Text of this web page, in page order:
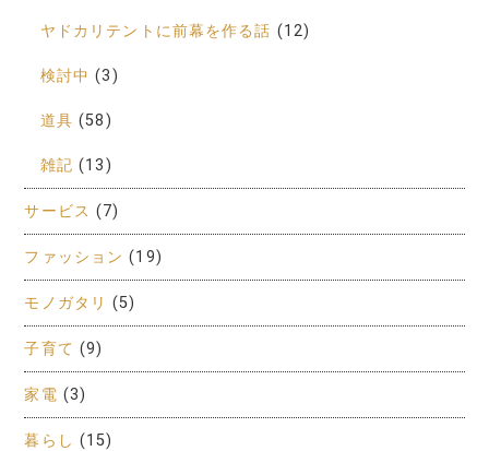
ヤドカリテントに前幕を作る話 (12)
検討中 (3)
道具 (58)
雑記 (13)
サービス (7)
ファッション (19)
モノガタリ (5)
子育て (9)
家電 (3)
暮らし (15)